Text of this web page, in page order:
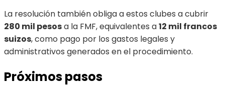
La resolución también obliga a estos clubes a cubrir
280 mil pesosa la FMF, equivalentes a12 mil francos
suizos, como pago por los gastos legales y
administrativos generados en el procedimiento.
Próximos pasos